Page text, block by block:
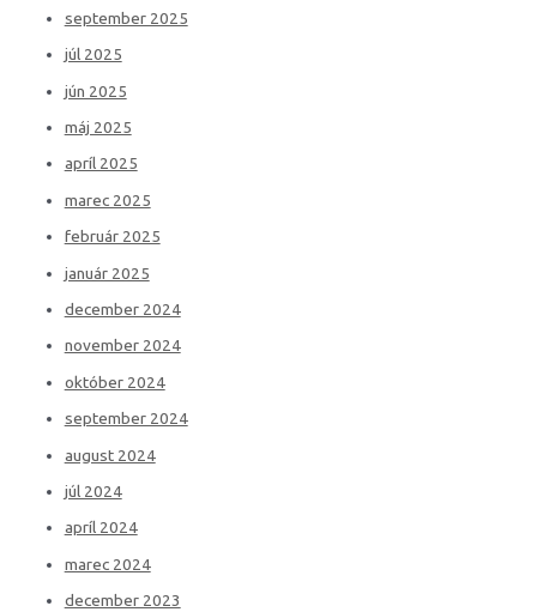
september 2025
júl 2025
jún 2025
máj 2025
apríl 2025
marec 2025
február 2025
január 2025
december 2024
november 2024
október 2024
september 2024
august 2024
júl 2024
apríl 2024
marec 2024
december 2023